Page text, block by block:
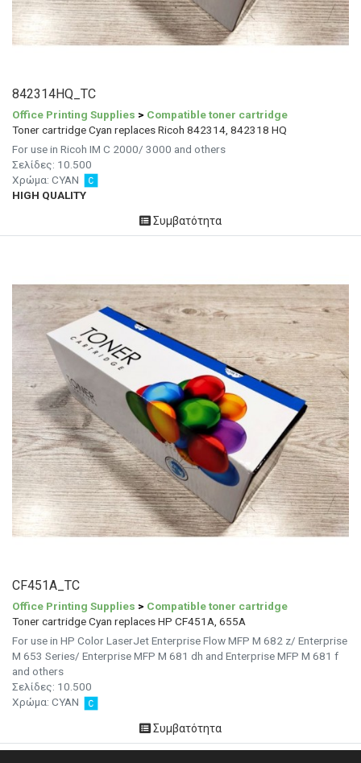
842314HQ_TC
Office Printing Supplies > Compatible toner cartridge
Toner cartridge Cyan replaces Ricoh 842314, 842318 HQ
For use in Ricoh IM C 2000/ 3000 and others
Σελίδες: 10.500
Χρώμα: CYAN
HIGH QUALITY
Συμβατότητα
CF451A_TC
Office Printing Supplies > Compatible toner cartridge
Toner cartridge Cyan replaces HP CF451A, 655A
For use in HP Color LaserJet Enterprise Flow MFP M 682 z/ Enterprise
M 653 Series/ Enterprise MFP M 681 dh and Enterprise MFP M 681 f
and others
Σελίδες: 10.500
Χρώμα: CYAN
Συμβατότητα